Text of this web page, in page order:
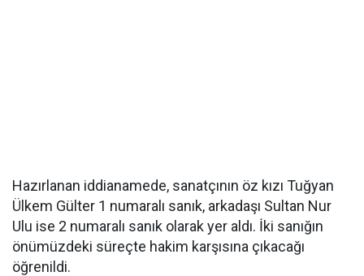
Hazırlanan iddianamede, sanatçının öz kızı Tuğyan
Ülkem Gülter 1 numaralı sanık, arkadaşı Sultan Nur
Ulu ise 2 numaralı sanık olarak yer aldı. İki sanığın
önümüzdeki süreçte hakim karşısına çıkacağı
öğrenildi.